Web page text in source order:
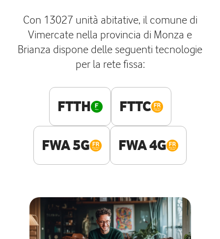
Con 13027 unità abitative, il comune di
Vimercate nella provincia di Monza e
Brianza dispone delle seguenti tecnologie
per la rete fissa:
FTTH FTTC
FWA 5G FWA 4G